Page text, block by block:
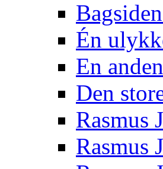
Én
En
Den
Rasmus
Rasmus